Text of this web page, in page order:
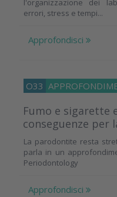
l'organizzazione dei
errori, stress e tempi...
Approfondisci
O33
Fumo e sigarette
conseguenze per
La parodontite resta
parla in un
Periodontology
Approfondisci